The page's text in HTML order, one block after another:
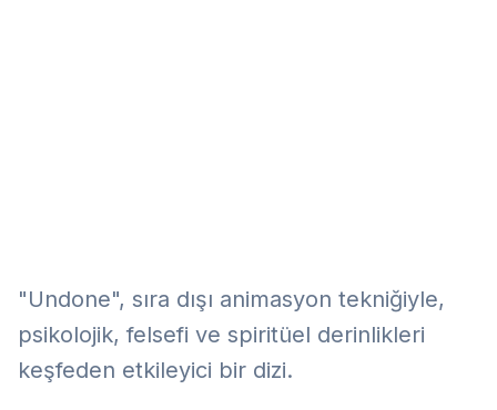
"Undone", sıra dışı animasyon tekniğiyle,
psikolojik, felsefi ve spiritüel derinlikleri
keşfeden etkileyici bir dizi.